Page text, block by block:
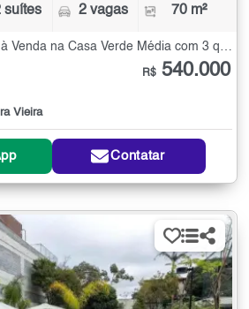
suítes 2 vagas 70 m²
Condomínio Fechado à Venda na Casa Verde Média com 3 quartos - 70 m²
Vieira
R$ 540.000
Contatar